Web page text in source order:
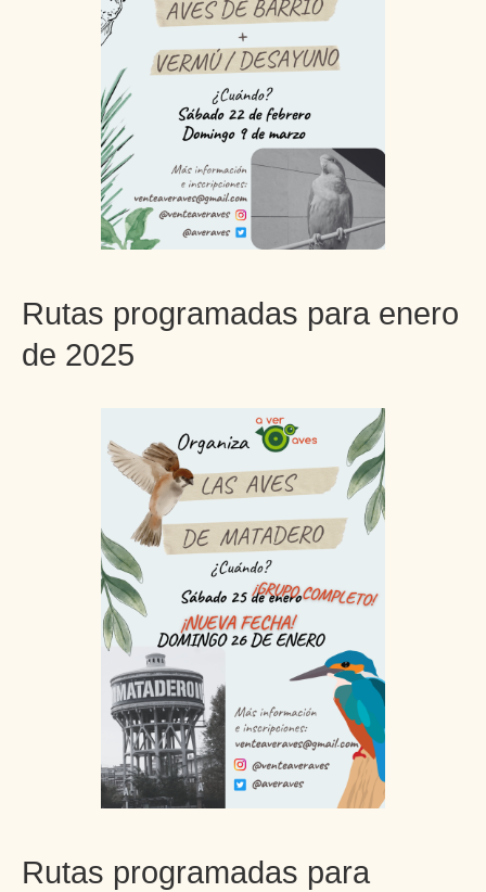
Rutas programadas para enero
de 2025
Rutas programadas para